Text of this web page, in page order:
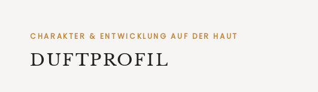
CHARAKTER & ENTWICKLUNG AUF DER HAUT
DUFTPROFIL